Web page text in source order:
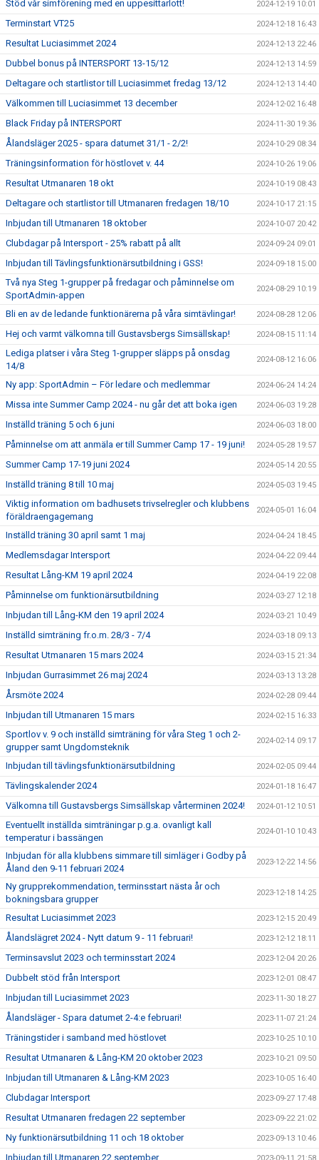
Stöd vår simförening med en uppesittarlott! 2024-12-19 10:01
Terminstart VT25 2024-12-18 16:43
Resultat Luciasimmet 2024 2024-12-13 22:46
Dubbel bonus på INTERSPORT 13-15/12 2024-12-13 14:59
Deltagare och startlistor till Luciasimmet fredag 13/12 2024-12-13 14:40
Välkommen till Luciasimmet 13 december 2024-12-02 16:48
Black Friday på INTERSPORT 2024-11-30 19:36
Ålandsläger 2025 - spara datumet 31/1 - 2/2! 2024-10-29 08:34
Träningsinformation för höstlovet v. 44 2024-10-26 19:06
Resultat Utmanaren 18 okt 2024-10-19 08:43
Deltagare och startlistor till Utmanaren fredagen 18/10 2024-10-17 21:15
Inbjudan till Utmanaren 18 oktober 2024-10-07 20:42
Clubdagar på Intersport - 25% rabatt på allt 2024-09-24 09:01
Inbjudan till Tävlingsfunktionärsutbildning i GSS! 2024-09-18 15:00
Två nya Steg 1-grupper på fredagar och påminnelse om
SportAdmin-appen
2024-08-29 10:19
Bli en av de ledande funktionärerna på våra simtävlingar! 2024-08-28 12:06
Hej och varmt välkomna till Gustavsbergs Simsällskap! 2024-08-15 11:14
Lediga platser i våra Steg 1-grupper släpps på onsdag
14/8
2024-08-12 16:06
Ny app: SportAdmin – För ledare och medlemmar 2024-06-24 14:24
Missa inte Summer Camp 2024 - nu går det att boka igen 2024-06-03 19:28
Inställd träning 5 och 6 juni 2024-06-03 18:00
Påminnelse om att anmäla er till Summer Camp 17 - 19 juni! 2024-05-28 19:57
Summer Camp 17-19 juni 2024 2024-05-14 20:55
Inställd träning 8 till 10 maj 2024-05-03 19:45
Viktig information om badhusets trivselregler och klubbens
föräldraengagemang
2024-05-01 16:04
Inställd träning 30 april samt 1 maj 2024-04-24 18:45
Medlemsdagar Intersport 2024-04-22 09:44
Resultat Lång-KM 19 april 2024 2024-04-19 22:08
Påminnelse om funktionärsutbildning 2024-03-27 12:18
Inbjudan till Lång-KM den 19 april 2024 2024-03-21 10:49
Inställd simträning fr.o.m. 28/3 - 7/4 2024-03-18 09:13
Resultat Utmanaren 15 mars 2024 2024-03-15 21:34
Inbjudan Gurrasimmet 26 maj 2024 2024-03-13 13:28
Årsmöte 2024 2024-02-28 09:44
Inbjudan till Utmanaren 15 mars 2024-02-15 16:33
Sportlov v. 9 och inställd simträning för våra Steg 1 och 2-
grupper samt Ungdomsteknik
2024-02-14 09:17
Inbjudan till tävlingsfunktionärsutbildning 2024-02-05 09:44
Tävlingskalender 2024 2024-01-18 16:47
Välkomna till Gustavsbergs Simsällskap vårterminen 2024! 2024-01-12 10:51
Eventuellt inställda simträningar p.g.a. ovanligt kall
temperatur i bassängen
2024-01-10 10:43
Inbjudan för alla klubbens simmare till simläger i Godby på
Åland den 9-11 februari 2024
2023-12-22 14:56
Ny grupprekommendation, terminsstart nästa år och
bokningsbara grupper
2023-12-18 14:25
Resultat Luciasimmet 2023 2023-12-15 20:49
Ålandslägret 2024 - Nytt datum 9 - 11 februari! 2023-12-12 18:11
Terminsavslut 2023 och terminsstart 2024 2023-12-04 20:26
Dubbelt stöd från Intersport 2023-12-01 08:47
Inbjudan till Luciasimmet 2023 2023-11-30 18:27
Ålandsläger - Spara datumet 2-4:e februari! 2023-11-07 21:24
Träningstider i samband med höstlovet 2023-10-25 10:10
Resultat Utmanaren & Lång-KM 20 oktober 2023 2023-10-21 09:50
Inbjudan till Utmanaren & Lång-KM 2023 2023-10-05 16:40
Clubdagar Intersport 2023-09-27 17:48
Resultat Utmanaren fredagen 22 september 2023-09-22 21:02
Ny funktionärsutbildning 11 och 18 oktober 2023-09-13 10:46
Inbjudan till Utmanaren 22 september